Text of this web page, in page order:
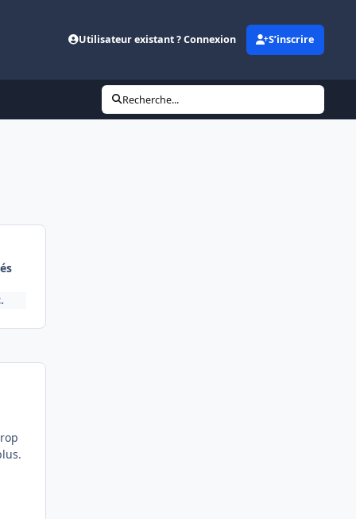
Utilisateur existant ? Connexion S’inscrire
Recherche...